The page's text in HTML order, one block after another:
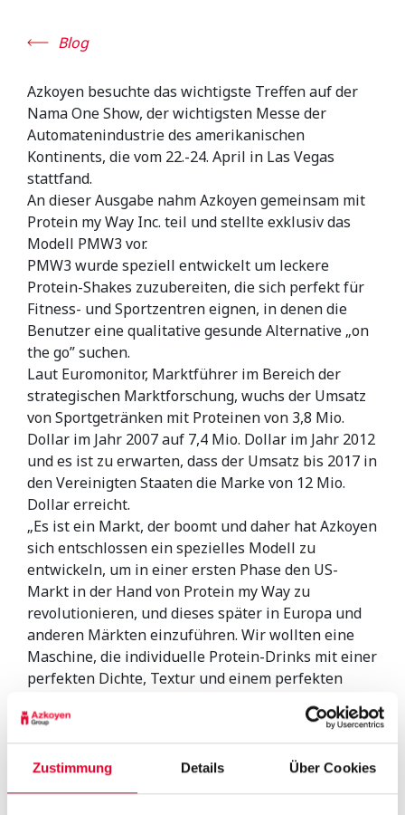
Zustimmung Details Über Cookies
Blog
Azkoyen besuchte das wichtigste Treffen auf der
Nama One Show, der wichtigsten Messe der
Automatenindustrie des amerikanischen
Kontinents, die vom 22.-24. April in Las Vegas
stattfand.
An dieser Ausgabe nahm Azkoyen gemeinsam mit
Protein my Way Inc. teil und stellte exklusiv das
Modell PMW3 vor.
PMW3 wurde speziell entwickelt um leckere
Protein-Shakes zuzubereiten, die sich perfekt für
Fitness- und Sportzentren eignen, in denen die
Benutzer eine qualitative gesunde Alternative „on
the go” suchen.
Laut Euromonitor, Marktführer im Bereich der
strategischen Marktforschung, wuchs der Umsatz
von Sportgetränken mit Proteinen von 3,8 Mio.
Dollar im Jahr 2007 auf 7,4 Mio. Dollar im Jahr 2012
und es ist zu erwarten, dass der Umsatz bis 2017 in
den Vereinigten Staaten die Marke von 12 Mio.
Dollar erreicht.
„Es ist ein Markt, der boomt und daher hat Azkoyen
sich entschlossen ein spezielles Modell zu
entwickeln, um in einer ersten Phase den US-
Markt in der Hand von Protein my Way zu
revolutionieren, und dieses später in Europa und
anderen Märkten einzuführen. Wir wollten eine
Maschine, die individuelle Protein-Drinks mit einer
perfekten Dichte, Textur und einem perfekten
Marketingleiter der Abteilung Vending Systems.